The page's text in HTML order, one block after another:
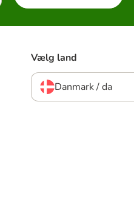
Vælg land
Danmark / da